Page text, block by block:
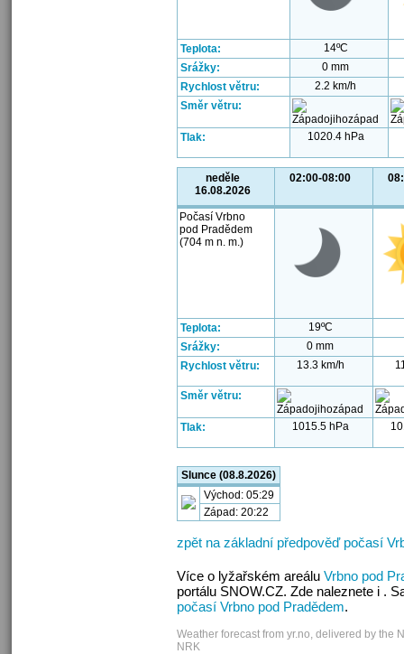
Teplota:
14ºC
Srážky:
0 mm
Rychlost větru:
2.2 km/h
Směr větru:
Tlak: 1020.4 hPa
neděle
16.08.2026
02:00-08:00
Počasí Vrbno
pod Pradědem
(704 m n. m.)
Teplota:
19ºC
Srážky:
0 mm
Rychlost větru:
13.3 km/h
Směr větru:
Tlak: 1015.5 hPa
Slunce (08.8.2026)
Východ: 05:29
Západ: 20:22
zpět na základní předpověď počasí
Více o lyžařském areálu Vrbno pod
portálu SNOW.CZ. Zde naleznete i .
počasí Vrbno pod Pradědem.
Weather forecast from yr.no, delivered by the
NRK